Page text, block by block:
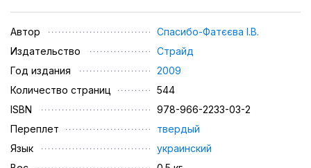
Автор
Спасибо-Фатєєва І.В.
Издательство
Страйд
Год издания
2009
Количество страниц
544
ISBN
978-966-2233-03-2
Переплет
твердый
Язык
украинский